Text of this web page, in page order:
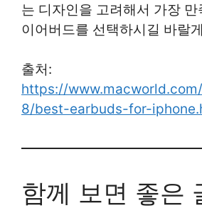
는 디자인을 고려해서 가장
이어버드를 선택하시길 바랄
출처:
https://
8/best-earbuds-for-
함께 보면 좋은